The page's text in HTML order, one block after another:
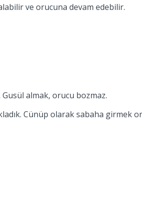
ve orucuna devam edebilir.
almak, orucu bozmaz.
Cünüp olarak sabaha girmek